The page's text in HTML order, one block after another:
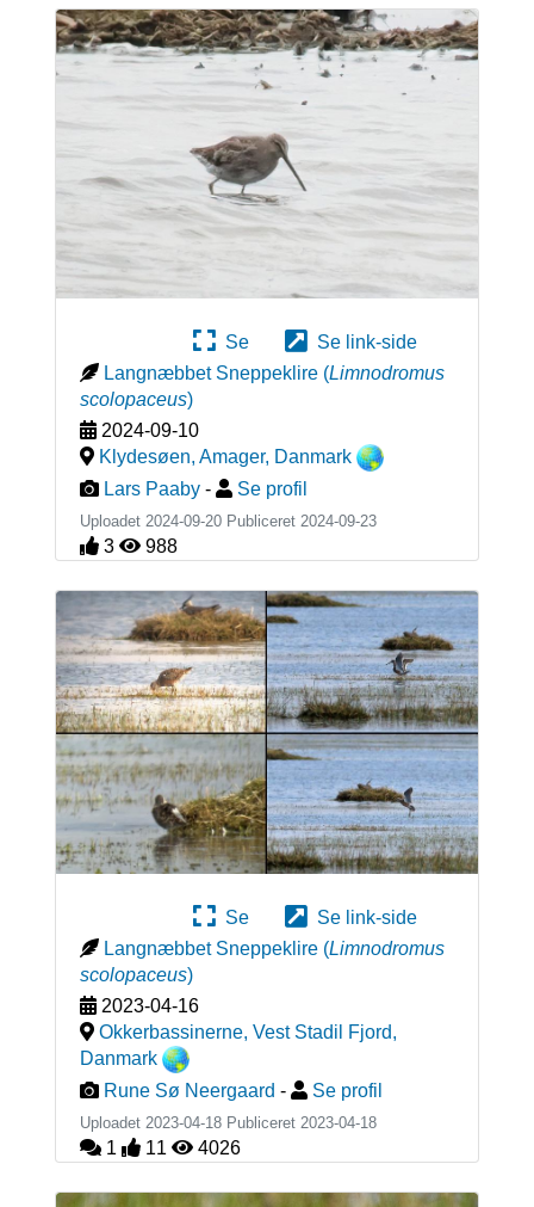
Se
Se link-side
Langnæbbet Sneppeklire (Limnodromus
scolopaceus)
2024-09-10
Klydesøen, Amager, Danmark
Lars Paaby - Se profil
Uploadet 2024-09-20 Publiceret 2024-09-23
3 988
Se
Se link-side
Langnæbbet Sneppeklire (Limnodromus
scolopaceus)
2023-04-16
Okkerbassinerne, Vest Stadil Fjord,
Danmark
Rune Sø Neergaard - Se profil
Uploadet 2023-04-18 Publiceret 2023-04-18
1 11 4026